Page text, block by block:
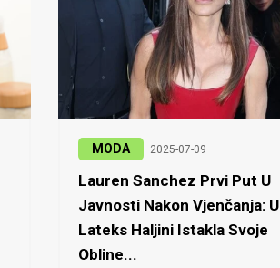
MODA 2025-07-09
Lauren Sanchez Prvi Put U
Javnosti Nakon Vjenčanja: U
Lateks Haljini Istakla Svoje
Obline...